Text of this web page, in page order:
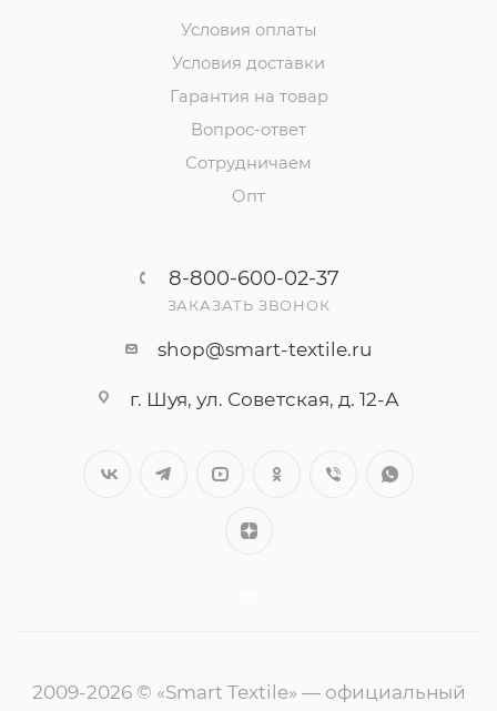
Условия оплаты
Условия доставки
Гарантия на товар
Вопрос-ответ
Сотрудничаем
Опт
8-800-600-02-37
ЗАКАЗАТЬ ЗВОНОК
shop@smart-textile.ru
г. Шуя, ул. Советская, д. 12-А
2009-2026 © «Smart Textile» — официальный